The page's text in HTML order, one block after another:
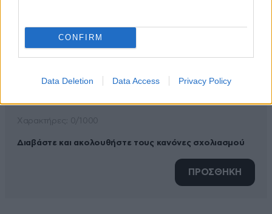
CONFIRM
Data Deletion Data Access Privacy Policy
Διαβάστε και ακολουθήστε τους κανόνες σχολιασμού
ΠΡΟΣΘΗΚΗ